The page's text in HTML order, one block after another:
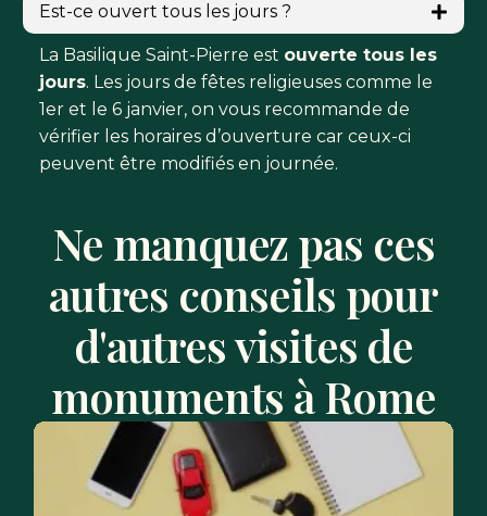
Est-ce ouvert tous les jours ?
La Basilique Saint-Pierre est ouverte tous les
jours. Les jours de fêtes religieuses comme le
1er et le 6 janvier, on vous recommande de
vérifier les horaires d’ouverture car ceux-ci
peuvent être modifiés en journée.
Ne manquez pas ces
autres conseils pour
d'autres visites de
monuments à Rome